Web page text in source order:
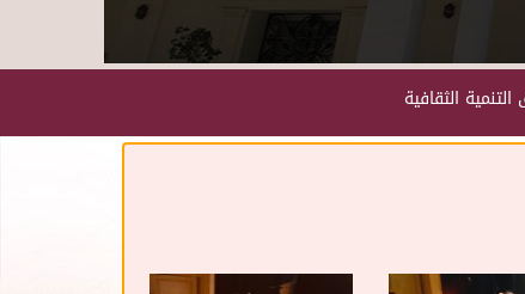
الثقافية